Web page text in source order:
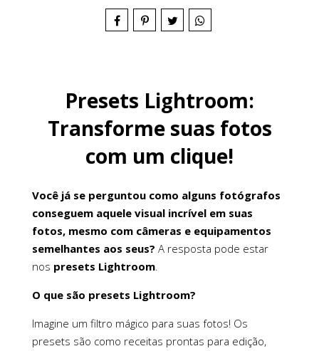
Presets Lightroom:
Transforme suas fotos
com um clique!
Você já se perguntou como alguns fotógrafos
conseguem aquele visual incrível em suas
fotos, mesmo com câmeras e equipamentos
semelhantes aos seus? A resposta pode estar
nos presets Lightroom.
O que são presets Lightroom?
Imagine um filtro mágico para suas fotos! Os
presets são como receitas prontas para edição,